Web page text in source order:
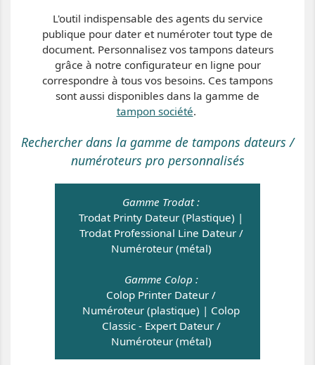
L'outil indispensable des agents du service
publique pour dater et numéroter tout type de
document. Personnalisez vos tampons dateurs
grâce à notre configurateur en ligne pour
correspondre à tous vos besoins. Ces tampons
sont aussi disponibles dans la gamme de
tampon société.
Rechercher dans la gamme de tampons dateurs /
numéroteurs pro personnalisés
Gamme Trodat :
Trodat Printy Dateur (Plastique) |
Trodat Professional Line Dateur /
Numéroteur (métal)
Gamme Colop :
Colop Printer Dateur /
Numéroteur (plastique) | Colop
Classic - Expert Dateur /
Numéroteur (métal)